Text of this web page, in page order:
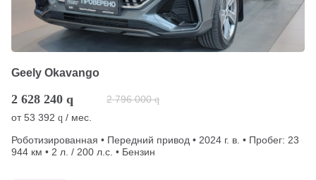
Geely Okavango
2 628 240 q 2 796 000 q
от53 392 q / мес.
Роботизированная • Передний привод • 2024 г. в. • Пробег: 23
944 км • 2 л. / 200 л.с. • Бензин